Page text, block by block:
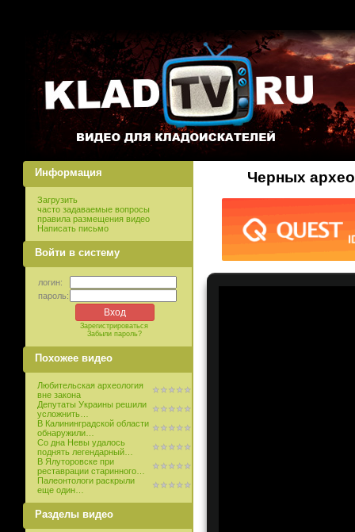
Информация
Загрузить
часто задаваемые вопросы
правила размещения видео
Написать письмо
Войти в систему
логин:
пароль:
Зарегистрироваться
Забыли пароль?
Похожее видео
Любительская археология
вне закона
Депутаты Украины решили
усложнить…
В Калининградской области
обнаружили…
Со дна Невы удалось
поднять легендарный…
В Ялуторовске при
реставрации старинного…
Палеонтологи раскрыли
еще один…
Разделы видео
Черных